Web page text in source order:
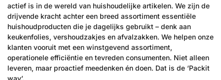
actief is in de wereld van huishoudelijke artikelen. We zijn de
drijvende kracht achter een breed assortiment essentiële
huishoudproducten die je dagelijks gebruikt – denk aan
keukenfolies, vershoudzakjes en afvalzakken. We helpen onze
klanten vooruit met een winstgevend assortiment,
operationele efficiëntie en tevreden consumenten. Niet alleen
leveren, maar proactief meedenken én doen. Dat is de ‘Packit
way’.